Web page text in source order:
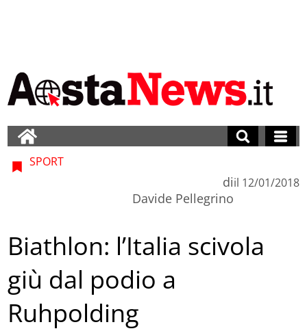
SPORT
di
Davide Pellegrino
il 12/01/2018
Biathlon: l’Italia scivola
giù dal podio a
Ruhpolding